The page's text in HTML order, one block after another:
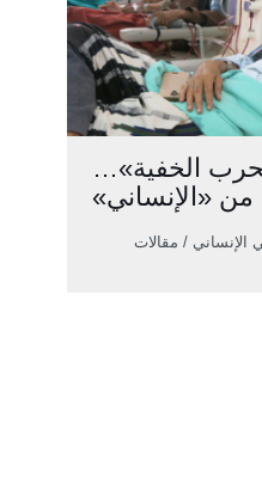
الخفية»…
من «الإنساني»
الإنساني / مقالات